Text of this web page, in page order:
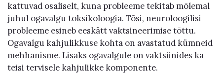
kattuvad osaliselt, kuna probleeme tekitab mõlemal
juhul ogavalgu toksikoloogia. Tõsi, neuroloogilisi
probleeme esineb eeskätt vaktsineerimise tõttu.
Ogavalgu kahjulikkuse kohta on avastatud kümneid
mehhanisme. Lisaks ogavalgule on vaktsiinides ka
teisi tervisele kahjulikke komponente.